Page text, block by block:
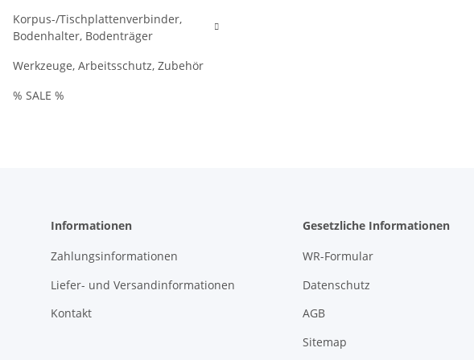
Korpus-/Tischplattenverbinder,
Bodenhalter, Bodenträger
Werkzeuge, Arbeitsschutz, Zubehör
% SALE %
Informationen
Zahlungsinformationen
Liefer- und Versandinformationen
Kontakt
Gesetzliche Informationen
WR-Formular
Datenschutz
AGB
Sitemap